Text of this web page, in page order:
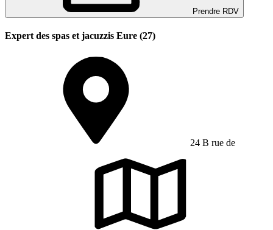
Prendre RDV
Expert des spas et jacuzzis Eure (27)
24 B rue de